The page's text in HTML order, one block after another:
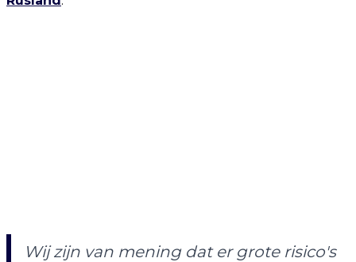
Wij zijn van mening dat er grote risico's